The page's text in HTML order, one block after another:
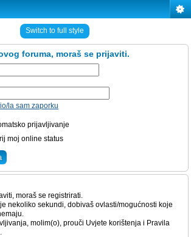
Switch to full style
foruma, moraš se prijaviti.
la sam zaporku
prijavljivanje
moj online status
moraš se registrirati.
nekoliko sekundi, dobivaš ovlasti/mogućnosti koje
molim(o), prouči Uvjete korištenja i Pravila